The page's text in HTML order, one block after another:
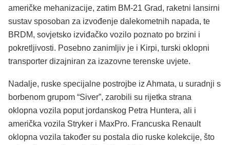
američke mehanizacije, zatim BM-21 Grad, raketni lansirni
sustav sposoban za izvođenje dalekometnih napada, te
BRDM, sovjetsko izviđačko vozilo poznato po brzini i
pokretljivosti. Posebno zanimljiv je i Kirpi, turski oklopni
transporter dizajniran za izazovne terenske uvjete.
Nadalje, ruske specijalne postrojbe iz Ahmata, u suradnji s
borbenom grupom “Siver”, zarobili su rijetka strana
oklopna vozila poput jordanskog Petra Huntera, ali i
američka vozila Stryker i MaxPro. Francuska Renault
oklopna vozila također su postala dio ruske kolekcije, što